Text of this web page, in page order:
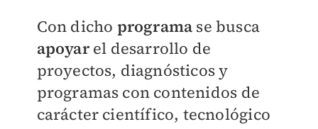
Con dicho programa se busca
apoyarel desarrollo de
proyectos, diagnósticos y
programas con contenidos de
carácter científico, tecnológico